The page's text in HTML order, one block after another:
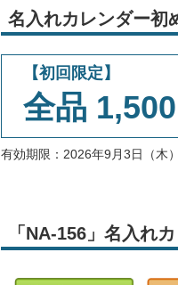
名入れカレンダー初
【初回限定】
全品
有効期限：2026年9月3日（木
「NA-156」名入れ